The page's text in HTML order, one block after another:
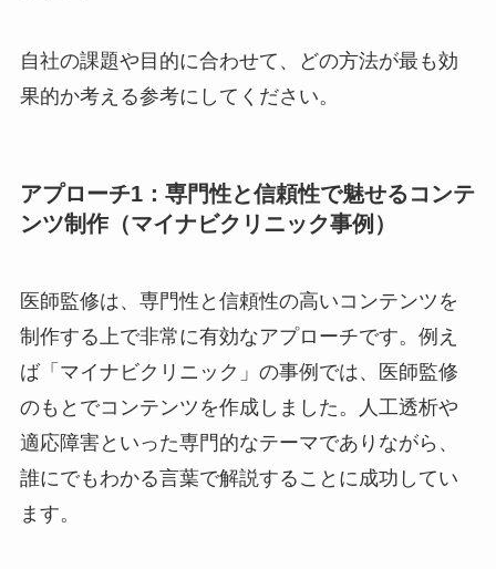
自社の課題や目的に合わせて、どの方法が最も効
果的か考える参考にしてください。
アプローチ1：専門性と信頼性で魅せるコンテ
ンツ制作（マイナビクリニック事例）
医師監修は、専門性と信頼性の高いコンテンツを
制作する上で非常に有効なアプローチです。例え
ば「マイナビクリニック」の事例では、医師監修
のもとでコンテンツを作成しました。人工透析や
適応障害といった専門的なテーマでありながら、
誰にでもわかる言葉で解説することに成功してい
ます。